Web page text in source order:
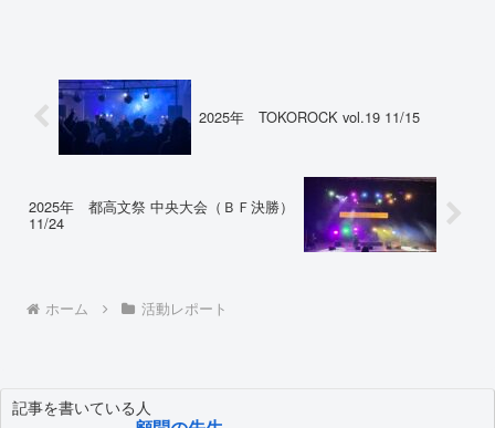
2025年 TOKOROCK vol.19 11/15
2025年 都高文祭 中央大会（ＢＦ決勝）
11/24
ホーム 活動レポート
記事を書いている人